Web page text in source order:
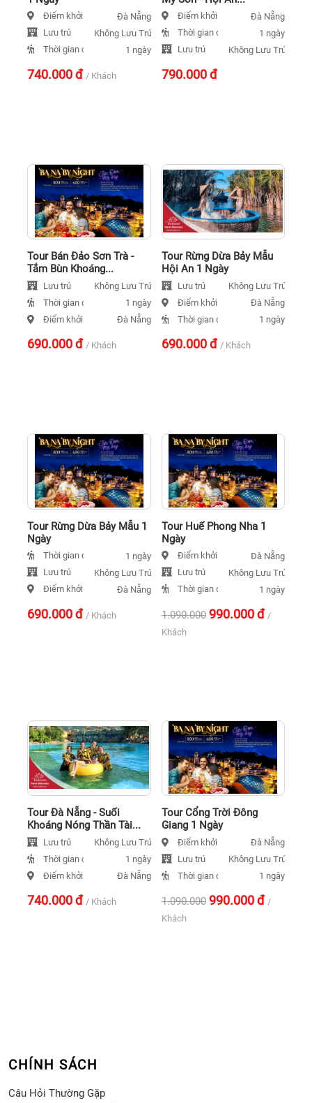
Điểm khởi hành
Đà Nẵng
Lưu trú
Không Lưu Trú
Thời gian đi
1 ngày
740.000đ / Khách
Điểm khởi hành
Đà Nẵng
Thời gian đi
1 ngày
Lưu trú
Không Lưu Trú
790.000đ
Tour Bán Đảo Sơn Trà -
Tắm Bùn Khoáng...
Lưu trú
Không Lưu Trú
Thời gian đi
1 ngày
Điểm khởi hành
Đà Nẵng
690.000đ / Khách
Tour Rừng Dừa Bảy Mẫu
Hội An 1 Ngày
Lưu trú
Không Lưu Trú
Điểm khởi hành
Đà Nẵng
Thời gian đi
1 ngày
690.000đ / Khách
Tour Rừng Dừa Bảy Mẫu 1
Ngày
Thời gian đi
1 ngày
Lưu trú
Không Lưu Trú
Điểm khởi hành
Đà Nẵng
690.000đ / Khách
Tour Huế Phong Nha 1
Ngày
Điểm khởi hành
Đà Nẵng
Lưu trú
Không Lưu Trú
Thời gian đi
1 ngày
1.090.000 990.000đ /
Khách
Tour Đà Nẵng - Suối
Khoáng Nóng Thần Tài...
Lưu trú
Không Lưu Trú
Thời gian đi
1 ngày
Điểm khởi hành
Đà Nẵng
740.000đ / Khách
Tour Cổng Trời Đông
Giang 1 Ngày
Điểm khởi hành
Đà Nẵng
Lưu trú
Không Lưu Trú
Thời gian đi
1 ngày
1.090.000 990.000đ /
Khách
CHÍNH SÁCH
Câu Hỏi Thường Gặp